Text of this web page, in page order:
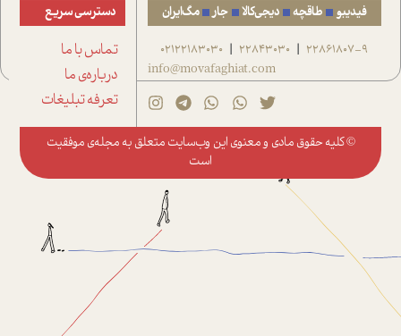
فیدیبو طاقچه دیجی‌کالا جار مگ‌ایران
22861807-9
|
22843030
|
02122183030
info@movafaghiat.com
دسترسی سریع
تماس با ما
درباره‌ی ما
تعرفه تبلیغات
© کلیه حقوق مادی و معنوی این وب‌سایت متعلق به مجله‌ی موفقیت
است